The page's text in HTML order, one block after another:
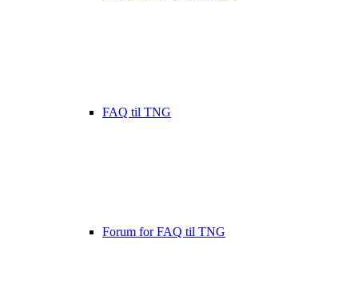
FAQ til TNG
Forum for FAQ til TNG